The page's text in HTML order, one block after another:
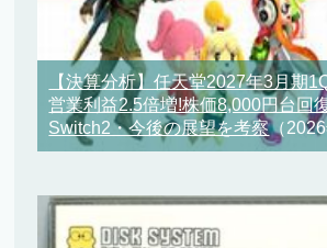
【決算分析】任天堂2027年3月期
営業利益2.5倍増!株価8,000円台回
Switch2・今後の展望を考察（